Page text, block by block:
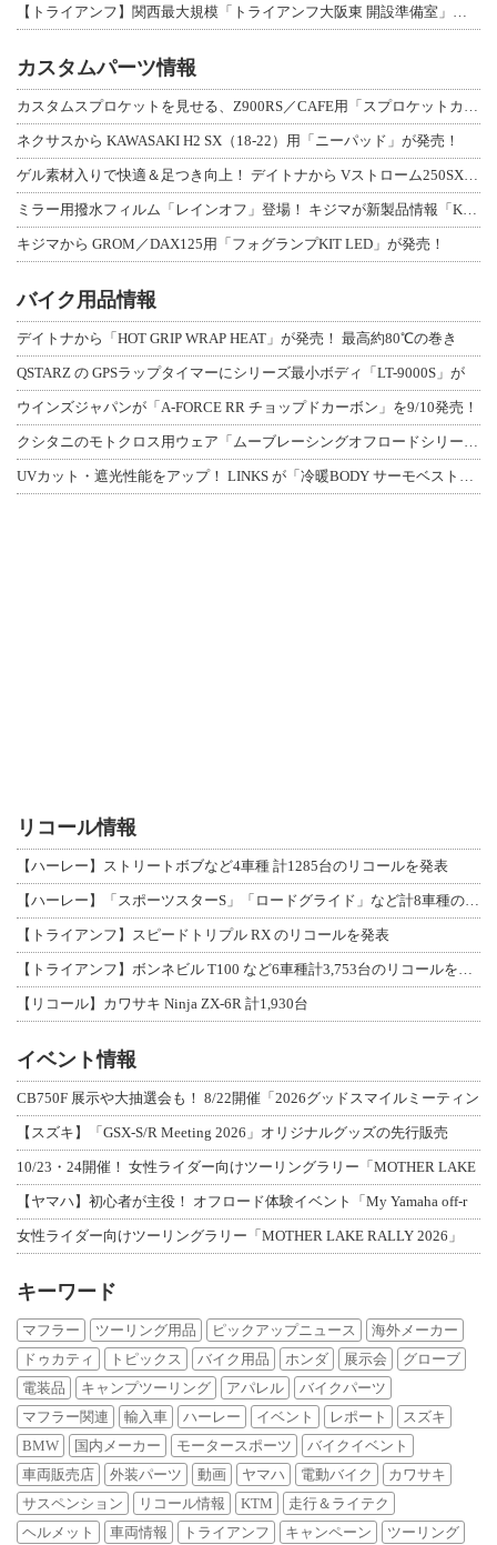
カスタムパーツ情報
ネクサスから KAWASAKI H2 SX（18-22）用「ニーパッド」が発売！
キジマから GROM／DAX125用「フォグランプKIT LED」が発売！
バイク用品情報
デイトナから「HOT GRIP WRAP HEAT」が発売！ 最高約80℃の巻き
QSTARZ の GPSラップタイマーにシリーズ最小ボディ「LT-9000S」が
ウインズジャパンが「A-FORCE RR チョップドカーボン」を9/10発売！
リコール情報
【ハーレー】ストリートボブなど4車種 計1285台のリコールを発表
【トライアンフ】スピードトリプル RX のリコールを発表
【リコール】カワサキ Ninja ZX-6R 計1,930台
イベント情報
CB750F 展示や大抽選会も！ 8/22開催「2026グッドスマイルミーティン
【スズキ】「GSX-S/R Meeting 2026」オリジナルグッズの先行販売
10/23・24開催！ 女性ライダー向けツーリングラリー「MOTHER LAKE
【ヤマハ】初心者が主役！ オフロード体験イベント「My Yamaha off-r
女性ライダー向けツーリングラリー「MOTHER LAKE RALLY 2026」
キーワード
マフラー ツーリング用品 ピックアップニュース
海外メーカー
ドゥカティ
トピックス バイク用品 ホンダ 展示会
グローブ
電装品
キャンプツーリング アパレル
バイクパーツ
マフラー関連
輸入車 ハーレー イベント レポート
スズキ
BMW
国内メーカー モータースポーツ
バイクイベント
車両販売店
外装パーツ 動画 ヤマハ 電動バイク
カワサキ
サスペンション
リコール情報 KTM
走行＆ライテク
ヘルメット
車両情報 トライアンフ キャンペーン ツーリング